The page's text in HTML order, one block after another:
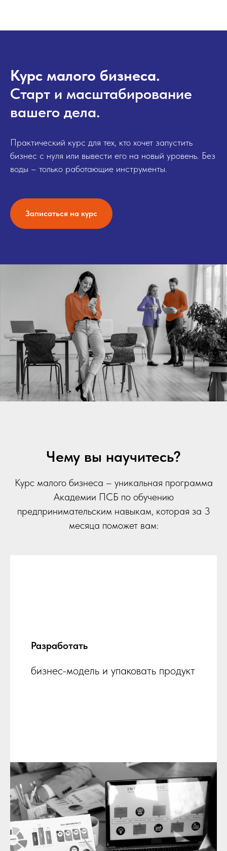
Курс малого бизнеса.
Старт и масштабирование
вашего дела.
Практический курс для тех, кто хочет запустить
бизнес с нуля или вывести его на новый уровень. Без
воды – только работающие инструменты.
Записаться на курс
Чему вы научитесь?
Курс малого бизнеса – уникальная программа
Академии ПСБ по обучению
предпринимательским навыкам, которая за 3
месяца поможет вам:
Разработать
бизнес-модель и упаковать продукт